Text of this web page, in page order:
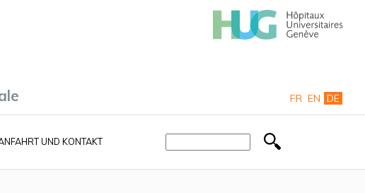
FR EN DE
UND KONTAKT